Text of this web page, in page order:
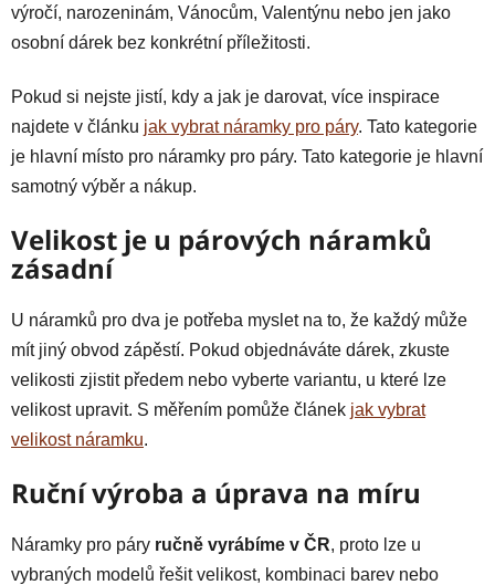
výročí, narozeninám, Vánocům, Valentýnu nebo jen jako
osobní dárek bez konkrétní příležitosti.
Pokud si nejste jistí, kdy a jak je darovat, více inspirace
najdete v článku jak vybrat náramky pro páry. Tato kategorie
je hlavní místo pro náramky pro páry. Tato kategorie je hlavní
samotný výběr a nákup.
Velikost je u párových náramků
zásadní
U náramků pro dva je potřeba myslet na to, že každý může
mít jiný obvod zápěstí. Pokud objednáváte dárek, zkuste
velikosti zjistit předem nebo vyberte variantu, u které lze
velikost upravit. S měřením pomůže článek jak vybrat
velikost náramku.
Ruční výroba a úprava na míru
Náramky pro páry ručně vyrábíme v ČR, proto lze u
vybraných modelů řešit velikost, kombinaci barev nebo